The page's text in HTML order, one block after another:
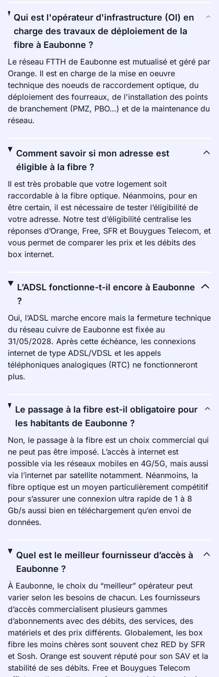
Qui est l'opérateur d'infrastructure (OI) en
charge des travaux de déploiement de la
fibre à Eaubonne ?
Le réseau FTTH de Eaubonne est mutualisé et géré par
Orange. Il est en charge de la mise en oeuvre
technique des noeuds de raccordement optique, du
déploiement des fourreaux, de l'installation des points
de branchement (PMZ, PBO…) et de la maintenance du
réseau.
Comment savoir si mon adresse est
éligible à la fibre ?
Il est très probable que votre logement soit
raccordable à la fibre optique. Néanmoins, pour en
être certain, il est nécessaire de tester l’éligibilité de
votre adresse. Notre test d’éligibilité centralise les
réponses d’Orange, Free, SFR et Bouygues Telecom, et
vous permet de comparer les prix et les débits des
box internet.
L’ADSL fonctionne-t-il encore à Eaubonne
?
Oui, l’ADSL marche encore mais la fermeture technique
du réseau cuivre de Eaubonne est fixée au
31/05/2028. Après cette échéance, les connexions
internet de type ADSL/VDSL et les appels
téléphoniques analogiques (RTC) ne fonctionneront
plus.
Le passage à la fibre est-il obligatoire pour
les habitants de Eaubonne ?
Non, le passage à la fibre est un choix commercial qui
ne peut pas être imposé. L’accès à internet est
possible via les réseaux mobiles en 4G/5G, mais aussi
via l’internet par satellite notamment. Néanmoins, la
fibre optique est un moyen particulièrement compétitif
pour s’assurer une connexion ultra rapide de 1 à 8
Gb/s aussi bien en téléchargement qu’en envoi de
données.
Quel est le meilleur fournisseur d’accès à
Eaubonne ?
À Eaubonne, le choix du “meilleur” opérateur peut
varier selon les besoins de chacun. Les fournisseurs
d’accès commercialisent plusieurs gammes
d’abonnements avec des débits, des services, des
matériels et des prix différents. Globalement, les box
fibre les moins chères sont souvent chez RED by SFR
et Sosh. Orange est souvent réputé pour son SAV et la
stabilité de ses débits. Free et Bouygues Telecom